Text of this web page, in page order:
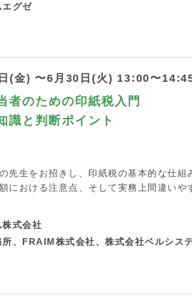
エグゼ
(金) 〜6月30日(火) 13:00〜
者のための印紙税入門
識と判断ポイント
先生をお招きし、印紙税の基本的な仕
における注意点、そして実務上間違い
式会社
、FRAIM株式会社、株式会社ベルシス